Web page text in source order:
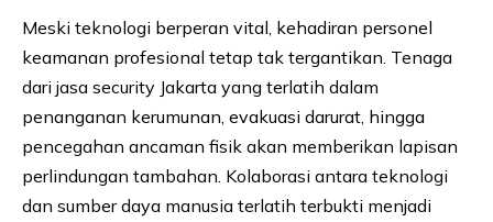
Meski teknologi berperan vital, kehadiran personel
keamanan profesional tetap tak tergantikan. Tenaga
dari jasa security Jakarta yang terlatih dalam
penanganan kerumunan, evakuasi darurat, hingga
pencegahan ancaman fisik akan memberikan lapisan
perlindungan tambahan. Kolaborasi antara teknologi
dan sumber daya manusia terlatih terbukti menjadi